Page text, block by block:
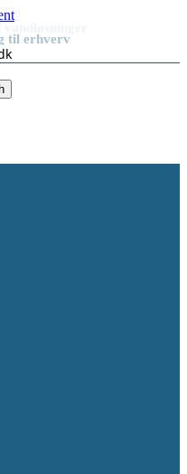
til erhverv